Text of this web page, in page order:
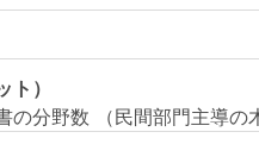
ト）
分野数 （民間部門主導の